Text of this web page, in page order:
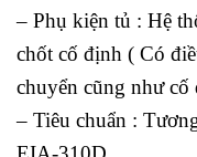
– Phụ kiện tủ : Hệ
chốt cố định ( Có
chuyển cũng như cố
– Tiêu chuẩn :